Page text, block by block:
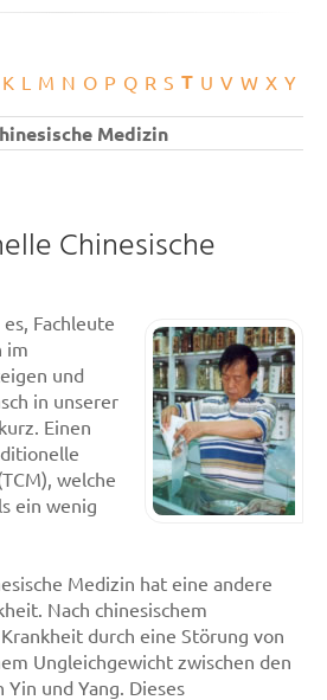
K L M N O P Q R S T U V W X Y
Medizin
Chinesische
Fachleute
im
und
in unserer
Einen
welche
ein wenig
Medizin hat eine andere
Nach chinesischem
durch eine Störung von
Ungleichgewicht zwischen den
und Yang. Dieses